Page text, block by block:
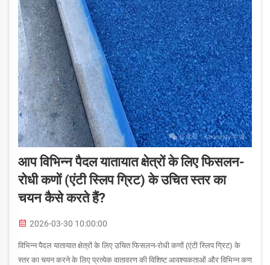
आप विभिन्न पैदल यातायात क्षेत्रों के लिए फिसलन-
रोधी कणों (एंटी स्लिप ग्रिट) के उचित स्तर का
चयन कैसे करते हैं?
2026-03-30 10:00:00
विभिन्न पैदल यातायात क्षेत्रों के लिए उचित फिसलन-रोधी कणों (एंटी स्लिप ग्रिट) के
स्तर का चयन करने के लिए प्रत्येक वातावरण की विशिष्ट आवश्यकताओं और विभिन्न कण